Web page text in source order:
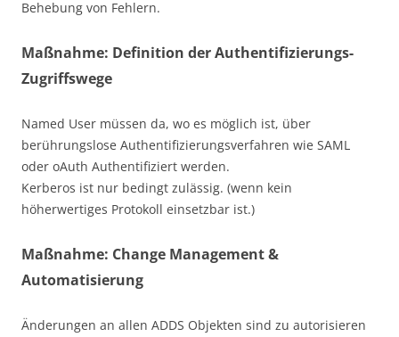
Behebung von Fehlern.
Maßnahme: Definition der Authentifizierungs-
Zugriffswege
Named User müssen da, wo es möglich ist, über
berührungslose Authentifizierungsverfahren wie SAML
oder oAuth Authentifiziert werden.
Kerberos ist nur bedingt zulässig. (wenn kein
höherwertiges Protokoll einsetzbar ist.)
Maßnahme: Change Management &
Automatisierung
Änderungen an allen ADDS Objekten sind zu autorisieren